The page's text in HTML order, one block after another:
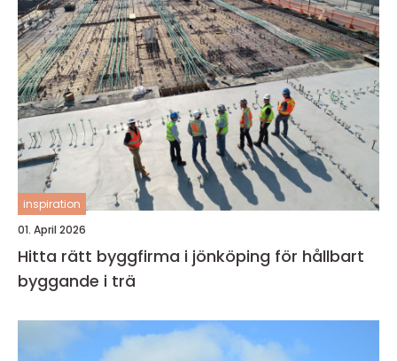
inspiration
01. April 2026
Hitta rätt byggfirma i jönköping för hållbart
byggande i trä